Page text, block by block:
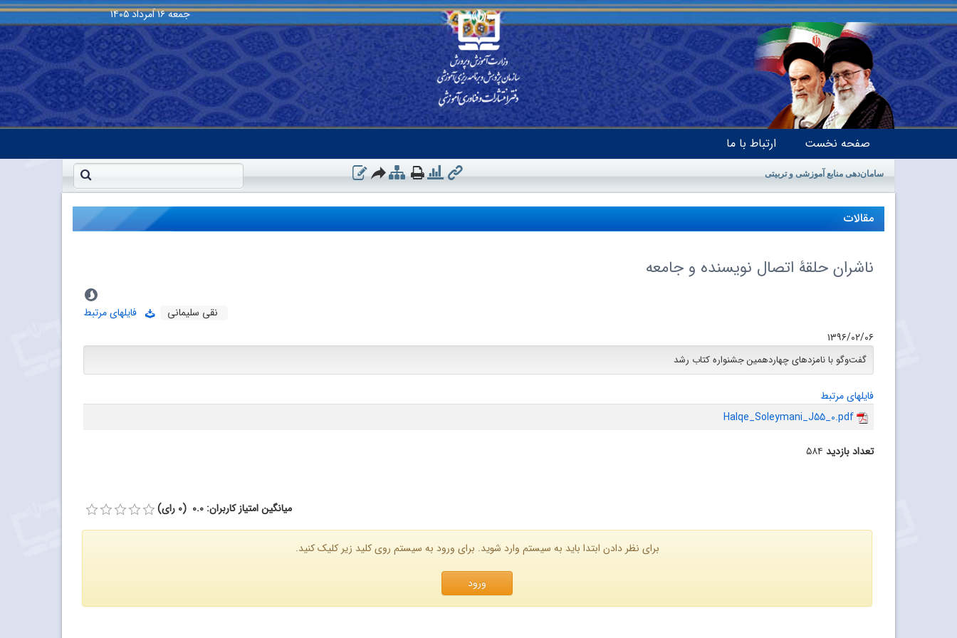
جمعه۱۶ اَمرداد ۱۴۰۵
صفحه نخست ارتباط با ما
سامان‌دهی منابع آموزشی و تربیتی
مقالات
ناشران حلقۀ اتصال نویسنده و جامعه
نقی سلیمانی
فایلهای مرتبط
۱۳۹۶/۰۲/۰۶
گفت‌وگو با نامزدهای چهاردهمین جشنواره کتاب رشد
فایلهای مرتبط
Halqe_Soleymani_J55_0.pdf
تعداد بازدید ۵۸۴
میانگین امتیاز کاربران: 0.0 (0 رای)
برای نظر دادن ابتدا باید به سیستم وارد شوید. برای ورود به سیستم روی کلید زیر کلیک کنید.
ورود